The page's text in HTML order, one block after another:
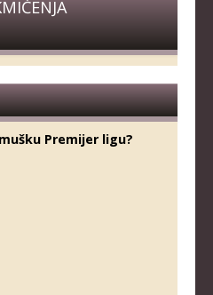
Premijer ligu?